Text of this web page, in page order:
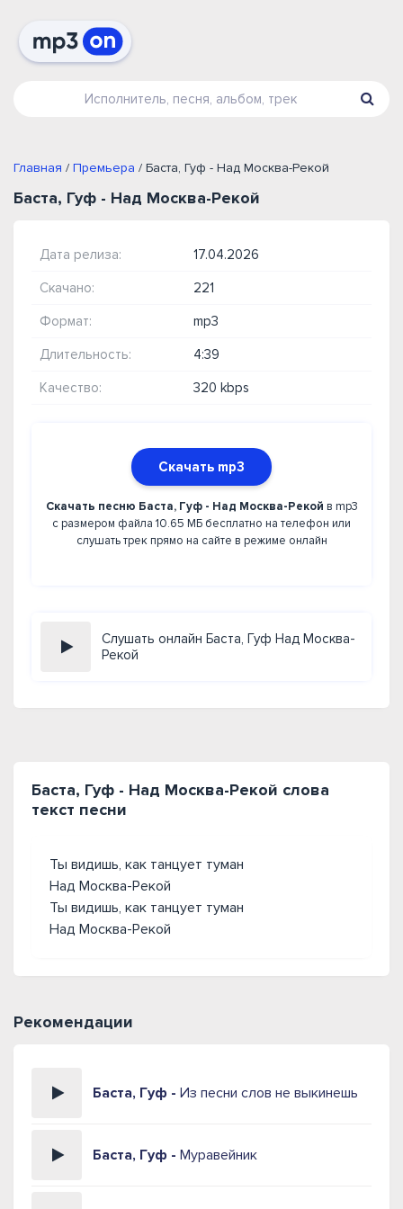
Главная / Премьера / Баста, Гуф - Над Москва-Рекой
Баста, Гуф - Над Москва-Рекой
Дата релиза: 17.04.2026
Скачано: 221
Формат: mp3
Длительность: 4:39
Качество: 320 kbps
Скачать mp3
Скачать песню Баста, Гуф - Над Москва-Рекой в mp3
с размером файла 10.65 МБ бесплатно на телефон или
слушать трек прямо на сайте в режиме онлайн
Слушать онлайн Баста, Гуф Над Москва-
Рекой
Баста, Гуф - Над Москва-Рекой слова
текст песни
Ты видишь, как танцует туман
Над Москва-Рекой
Ты видишь, как танцует туман
Над Москва-Рекой
Рекомендации
Баста, Гуф - Из песни слов не выкинешь
Баста, Гуф - Муравейник